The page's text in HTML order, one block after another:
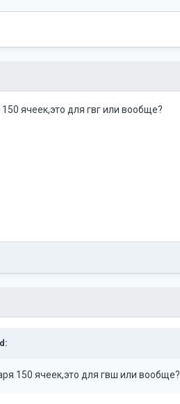
ячеек,это для гвг или вообще?
150 ячеек,это для гвш или вообще?